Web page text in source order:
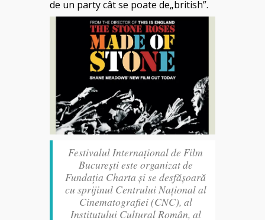
de un party cât se poate de„british”.
Festivalul Internațional de Film
București este organizat de
Fundația Charta și se desfășoară
cu sprijinul Centrului Național al
Cinematografiei (CNC), al
Institutului Cultural Român, al